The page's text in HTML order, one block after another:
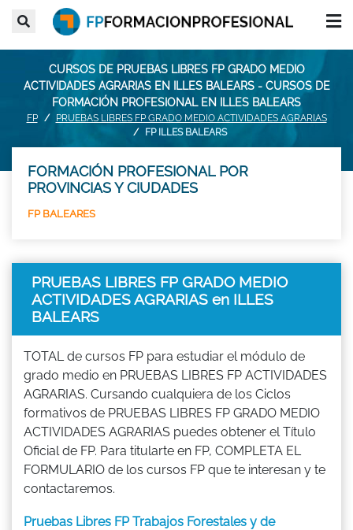
CURSOS DE PRUEBAS LIBRES FP GRADO MEDIO
ACTIVIDADES AGRARIAS EN ILLES BALEARS - CURSOS DE
FORMACIÓN PROFESIONAL EN ILLES BALEARS
FP
PRUEBAS LIBRES FP GRADO MEDIO ACTIVIDADES AGRARIAS
FP ILLES BALEARS
FORMACIÓN PROFESIONAL POR
PROVINCIAS Y CIUDADES
FP BALEARES
PRUEBAS LIBRES FP GRADO MEDIO
ACTIVIDADES AGRARIAS en ILLES
BALEARS
TOTAL de cursos FP para estudiar el módulo de
grado medio en PRUEBAS LIBRES FP ACTIVIDADES
AGRARIAS. Cursando cualquiera de los Ciclos
formativos de PRUEBAS LIBRES FP GRADO MEDIO
ACTIVIDADES AGRARIAS puedes obtener el Título
Oficial de FP. Para titularte en FP, COMPLETA EL
FORMULARIO de los cursos FP que te interesan y te
contactaremos.
Pruebas Libres FP Trabajos Forestales y de